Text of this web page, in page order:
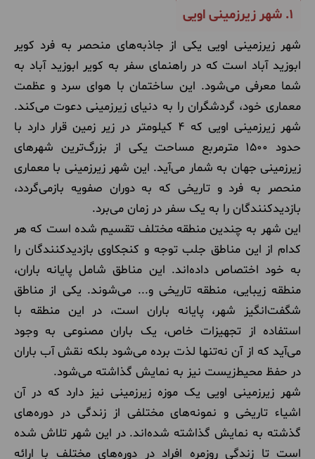
1. شهر زیرزمینی اویی
شهر زیرزمینی اویی یکی از جاذبه‌های منحصر به فرد کویر
ابوزید آباد است که در راهنمای سفر به کویر ابوزید آباد به
شما معرفی می‌شود. این ساختمان با هوای سرد و عظمت
معماری خود، گردشگران را به دنیای زیرزمینی دعوت می‌کند.
شهر زیرزمینی اویی که 4 کیلومتر در زیر زمین قرار دارد با
حدود 1500 مترمربع مساحت یکی از بزرگ‌ترین شهرهای
زیرزمینی جهان به شمار می‌آید. این شهر زیرزمینی با معماری
منحصر به فرد و تاریخی که به دوران صفویه بازمی‌گردد،
بازدیدکنندگان را به یک سفر در زمان می‌برد.
این شهر به چندین منطقه مختلف تقسیم شده است که هر
کدام از این مناطق جلب توجه و کنجکاوی بازدیدکنندگان را
به خود اختصاص داده‌اند. این مناطق شامل پایانه باران،
منطقه زیبایی، منطقه تاریخی و... می‌شوند. یکی از مناطق
شگفت‌انگیز شهر، پایانه باران است، در این منطقه با
استفاده از تجهیزات خاص، یک باران مصنوعی به وجود
می‌آید که از آن نه‌تنها لذت برده می‌شود بلکه نقش آب باران
در حفظ محیط‌زیست نیز به نمایش گذاشته می‌شود.
شهر زیرزمینی اویی یک موزه زیرزمینی نیز دارد که در آن
اشیاء تاریخی و نمونه‌های مختلفی از زندگی در دوره‌های
گذشته به نمایش گذاشته شده‌اند. در این شهر تلاش شده
است تا زندگی روزمره افراد در دوره‌های مختلف با ارائه